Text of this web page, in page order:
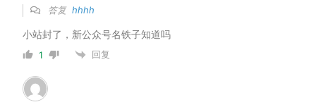
答复 hhhh
小站封了，新公众号名铁子知道吗
1 回复